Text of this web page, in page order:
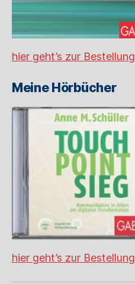
hier geht’s zur Bestellung
Meine Hörbücher
hier geht’s zur Bestellung